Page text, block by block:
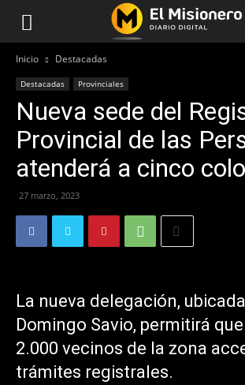
Inicio Destacadas
Destacadas Provinciales
Nueva sede del
Provincial de las
atenderá a cinco
27 marzo, 2023
La nueva delegación,
Domingo Savio, permitirá
2.000 vecinos de la zona
trámites registrales.